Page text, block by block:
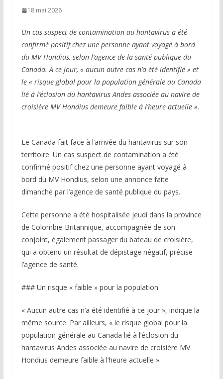
18 mai 2026
Un cas suspect de contamination au hantavirus a été
confirmé positif chez une personne ayant voyagé à bord
du MV Hondius, selon l’agence de la santé publique du
Canada. À ce jour, « aucun autre cas n’a été identifié » et
le « risque global pour la population générale au Canada
lié à l’éclosion du hantavirus Andes associée au navire de
croisière MV Hondius demeure faible à l’heure actuelle ».
Le Canada fait face à l’arrivée du hantavirus sur son
territoire. Un cas suspect de contamination a été
confirmé positif chez une personne ayant voyagé à
bord du MV Hondius, selon une annonce faite
dimanche par l’agence de santé publique du pays.
Cette personne a été hospitalisée jeudi dans la province
de Colombie-Britannique, accompagnée de son
conjoint, également passager du bateau de croisière,
qui a obtenu un résultat de dépistage négatif, précise
l’agence de santé.
### Un risque « faible » pour la population
« Aucun autre cas n’a été identifié à ce jour », indique la
même source. Par ailleurs, « le risque global pour la
population générale au Canada lié à l’éclosion du
hantavirus Andes associée au navire de croisière MV
Hondius demeure faible à l’heure actuelle ».